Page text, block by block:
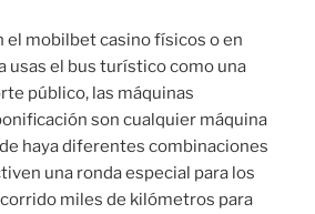
el mobilbet casino físicos o en
usas el bus turístico como una
público, las máquinas
son cualquier máquina
haya diferentes combinaciones
una ronda especial para los
miles de kilómetros para